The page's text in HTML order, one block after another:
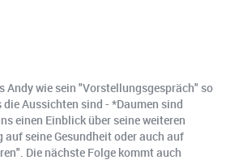
Andy wie sein "Vorstellungsgespräch" so
Aussichten sind - *Daumen sind
einen Einblick über seine weiteren
seine Gesundheit oder auch auf
Die nächste Folge kommt auch